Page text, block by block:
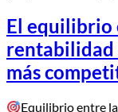
El equilibrio
rentabilidad
más
Equilibrio entre